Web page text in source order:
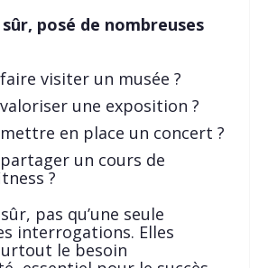
posé de nombreuses
visiter un musée ?
une exposition ?
en place un concert ?
un cours de
?
pas qu’une seule
interrogations. Elles
le besoin